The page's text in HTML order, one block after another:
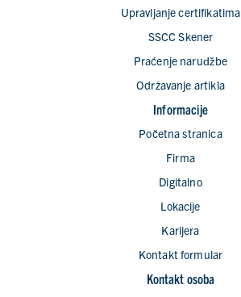
Upravljanje certifikatima
SSCC Skener
Praćenje naruǆbe
Održavanje artikla
Informacije
Početna stranica
Firma
Digitalno
Lokacije
Karijera
Kontakt formular
Kontakt osoba